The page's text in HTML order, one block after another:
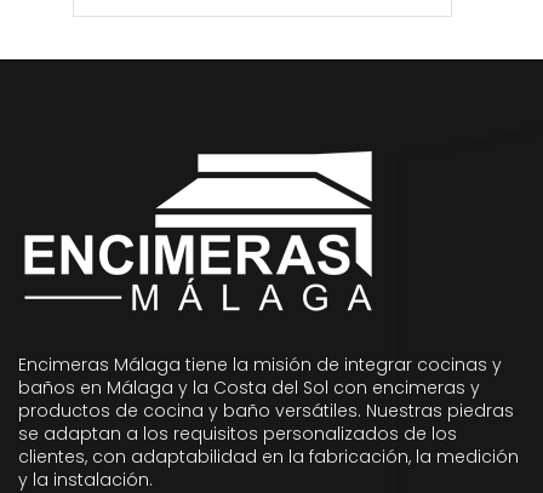
Encimeras Málaga tiene la misión de integrar cocinas y
baños en Málaga y la Costa del Sol con encimeras y
productos de cocina y baño versátiles. Nuestras piedras
se adaptan a los requisitos personalizados de los
clientes, con adaptabilidad en la fabricación, la medición
y la instalación.